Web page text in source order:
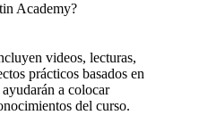
Academy?
videos, lecturas,
prácticos basados en
a colocar
del curso.